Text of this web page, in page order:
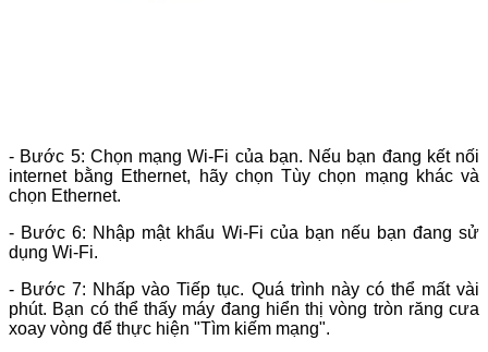
- Bước 5: Chọn mạng Wi-Fi của bạn. Nếu bạn đang kết nối
internet bằng Ethernet, hãy chọn Tùy chọn mạng khác và
chọn Ethernet.
- Bước 6: Nhập mật khẩu Wi-Fi của bạn nếu bạn đang sử
dụng Wi-Fi.
- Bước 7: Nhấp vào Tiếp tục. Quá trình này có thể mất vài
phút. Bạn có thể thấy máy đang hiển thị vòng tròn răng cưa
xoay vòng để thực hiện "Tìm kiếm mạng".